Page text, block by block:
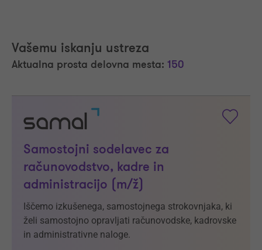
Vašemu iskanju ustreza
Aktualna prosta delovna mesta: 150
Samostojni sodelavec za
računovodstvo, kadre in
administracijo (m/ž)
Iščemo izkušenega, samostojnega strokovnjaka, ki
želi samostojno opravljati računovodske, kadrovske
in administrativne naloge.